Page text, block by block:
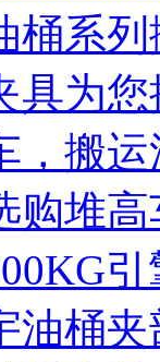
桶系
具为
，搬
购堆
油桶